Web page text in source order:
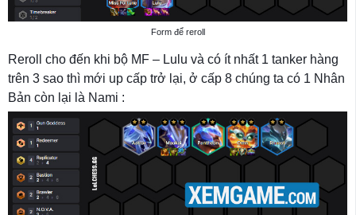
Form để reroll
Reroll cho đến khi bộ MF – Lulu và có ít nhất 1 tanker hàng
trên 3 sao thì mới up cấp trở lại, ở cấp 8 chúng ta có 1 Nhân
Bản còn lại là Nami :